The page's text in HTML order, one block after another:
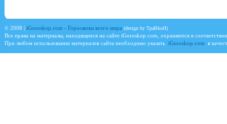
© 2008 | iGoroskop.com - Гороскопы всего мира (design by TpaBkuH)
Все права на материалы, находящиеся на сайте iGoroskop.com , охраняются в
При любом использовании материалов сайта необходимо указать iGoroskop.com в